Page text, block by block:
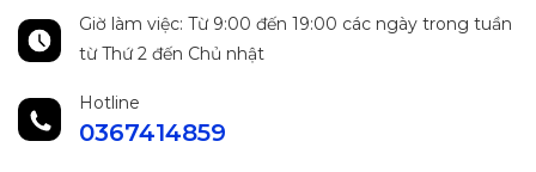
Giờ làm việc: Từ 9:00 đến 19:00 các ngày trong tuần
từ Thứ 2 đến Chủ nhật
Hotline
0367414859